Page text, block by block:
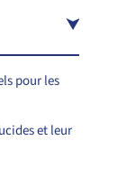
pour les
et leur